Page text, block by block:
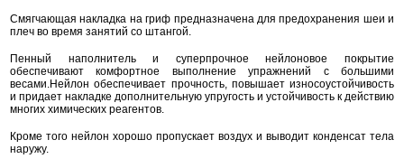
Смягчающая накладка на гриф предназначена для предохранения шеи и
плеч во время занятий со штангой.
Пенный наполнитель и суперпрочное нейлоновое покрытие
обеспечивают комфортное выполнение упражнений с большими
весами.Нейлон обеспечивает прочность, повышает износоустойчивость
и придает накладке дополнительную упругость и устойчивость к действию
многих химических реагентов.
Кроме того нейлон хорошо пропускает воздух и выводит конденсат тела
наружу.